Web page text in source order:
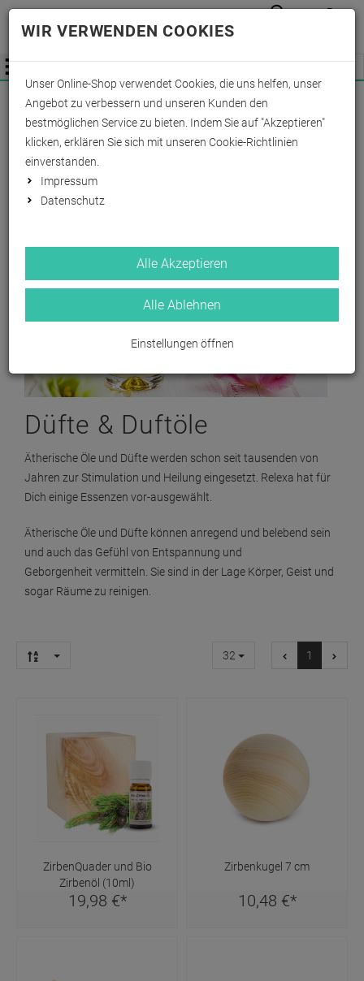
Wichtige Änderung für Fachhändler zum
01.09.2026 -Mehr Informationen hier
Anmelden
Menü
Düfte & Duftöle
Ätherische Öle und Düfte werden schon seit tausenden von
Jahren zur Stimulation und Heilung eingesetzt. Relexa hat für
Dich einige Essenzen vor-ausgewählt.
Ätherische Öle und Düfte können anregend und belebend sein
und auch das Gefühl von Entspannung und
Geborgenheit vermitteln. Sie sind in der Lage Körper, Geist und
sogar Räume zu reinigen.
32 1
ZirbenQuader und Bio
Zirbenöl (10ml)
19,98 €*
Zirbenkugel 7 cm
10,48 €*
WIR VERWENDEN COOKIES
Unser Online-Shop verwendet Cookies, die uns helfen, unser
Angebot zu verbessern und unseren Kunden den
bestmöglichen Service zu bieten. Indem Sie auf "Akzeptieren"
klicken, erklären Sie sich mit unseren Cookie-Richtlinien
einverstanden.
Impressum
Datenschutz
Alle Akzeptieren
Alle Ablehnen
Einstellungen öffnen